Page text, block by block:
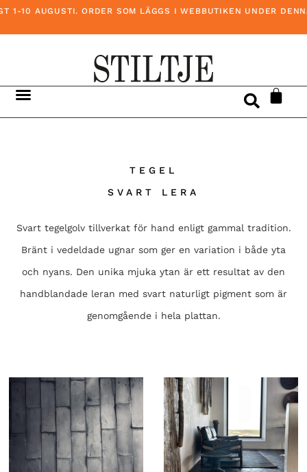
1-10 AUGUSTI. ORDER SOM LÄGGS I WEBBUTIKEN UNDER
TEGEL
SVART LERA
Svart tegelgolv tillverkat för hand enligt gammal tradition.
Bränt i vedeldade ugnar som ger en variation i både yta
och nyans. Den unika mjuka ytan är ett resultat av den
handblandade leran med svart naturligt pigment som är
genomgående i hela plattan.